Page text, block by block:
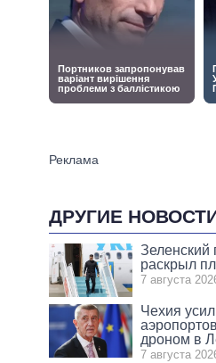
ДРУГИЕ
раскрыл
7 августа
Чехия
дроном в
7 августа